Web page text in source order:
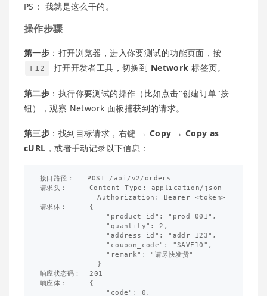
PS： 我就是这么干的。
操作步骤
第一步 ：打开浏览器，进入你要测试的功能页面，按
F12 打开开发者工具，切换到 Network 标签页。
第二步 ：执行你要测试的操作（比如点击"创建订单"按
钮），观察 Network 面板捕获到的请求。
第三步 ：找到目标请求，右键 → Copy → Copy as
cURL ，或者手动记录以下信息：
接口路径：   POST /api/v2/orders
请求头：     Content-Type: application/json
             Authorization: Bearer <token>
请求体：     {
               "product_id": "prod_001",
               "quantity": 2,
               "address_id": "addr_123",
               "coupon_code": "SAVE10",
               "remark": "请尽快发货"
             }
响应状态码：  201
响应体：     {
               "code": 0,